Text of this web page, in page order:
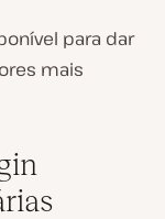
para dar
mais